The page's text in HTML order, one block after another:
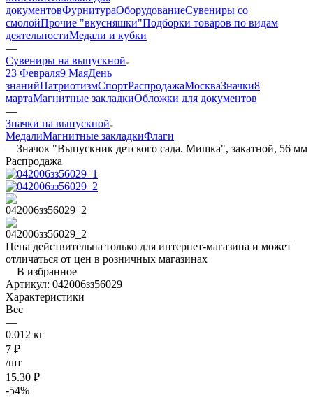
документовФурнитураОборудованиеСувениры со
смолойПрочие "вкусняшки"Подборки товаров по видам
деятельностиМедали и кубки
—
Сувениры на выпускной
23 Февраля9 МаяДень
знанийПатриотизмСпортРаспродажаМоскваЗначки8
мартаМагнитные закладкиОбложки для документов
—
Значки на выпускной
МедалиМагнитные закладкиФлаги
—Значок "Выпускник детского сада. Мишка", закатной, 56 мм
Распродажа
Цена действительна только для интернет-магазина и может
отличаться от цен в розничных магазинах
В избранное
Артикул: 042006зз56029
Характеристики
Вес
—
0.012 кг
7 ₽
/шт
15.30 ₽
-54%